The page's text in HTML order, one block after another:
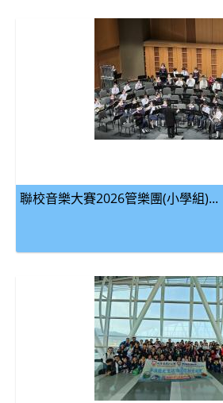
聯校音樂大賽2026管樂團(小學組)...